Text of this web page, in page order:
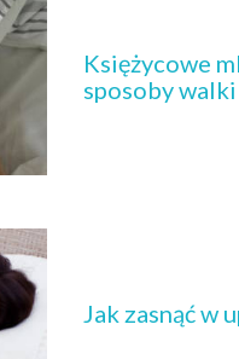
Księżycowe
sposoby
Jak zasnąć w